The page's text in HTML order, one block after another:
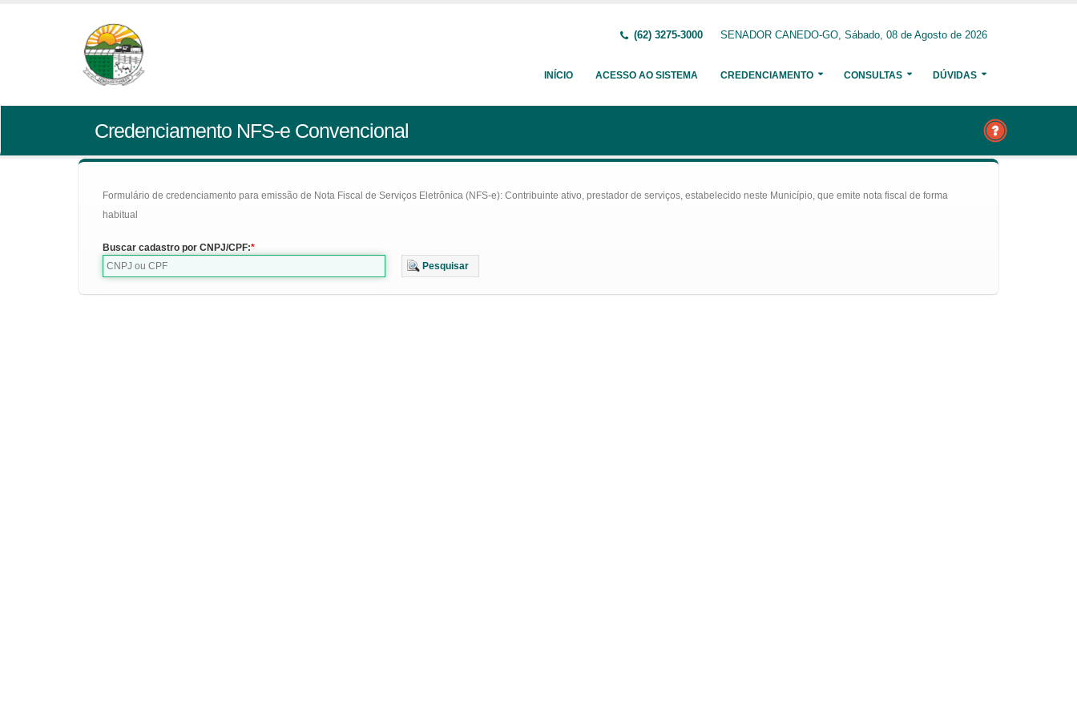
(62) 3275-3000 SENADOR CANEDO-GO, Sábado, 08 de Agosto de 2026
INÍCIO ACESSO AO SISTEMA CREDENCIAMENTO CONSULTAS DÚVIDAS
Credenciamento NFS-e Convencional
Formulário de credenciamento para emissão de Nota Fiscal de Serviços Eletrônica (NFS-e): Contribuinte ativo, prestador de serviços, estabelecido neste Município, que emite nota fiscal de forma
habitual
Buscar cadastro por CNPJ/CPF:
Pesquisar